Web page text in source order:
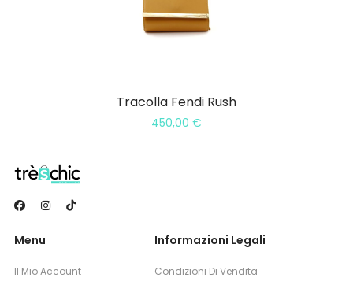
Tracolla Fendi Rush
450,00 €
Menu
Il Mio Account
Informazioni Legali
Condizioni Di Vendita